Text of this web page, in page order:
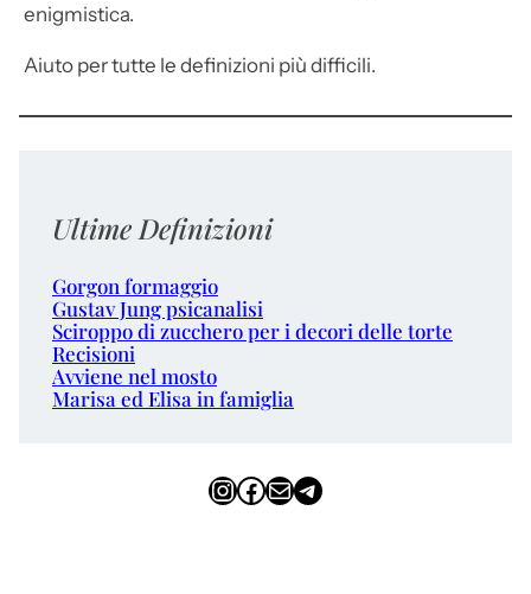
enigmistica.
Aiuto per tutte le definizioni più difficili.
Ultime Definizioni
Gorgon formaggio
Gustav Jung psicanalisi
Sciroppo di zucchero per i decori delle torte
Recisioni
Avviene nel mosto
Marisa ed Elisa in famiglia
InstagramFacebook Email Telegram